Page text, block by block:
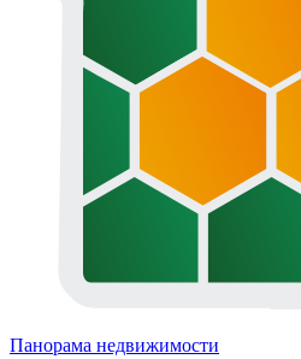
Панорама недвижимости